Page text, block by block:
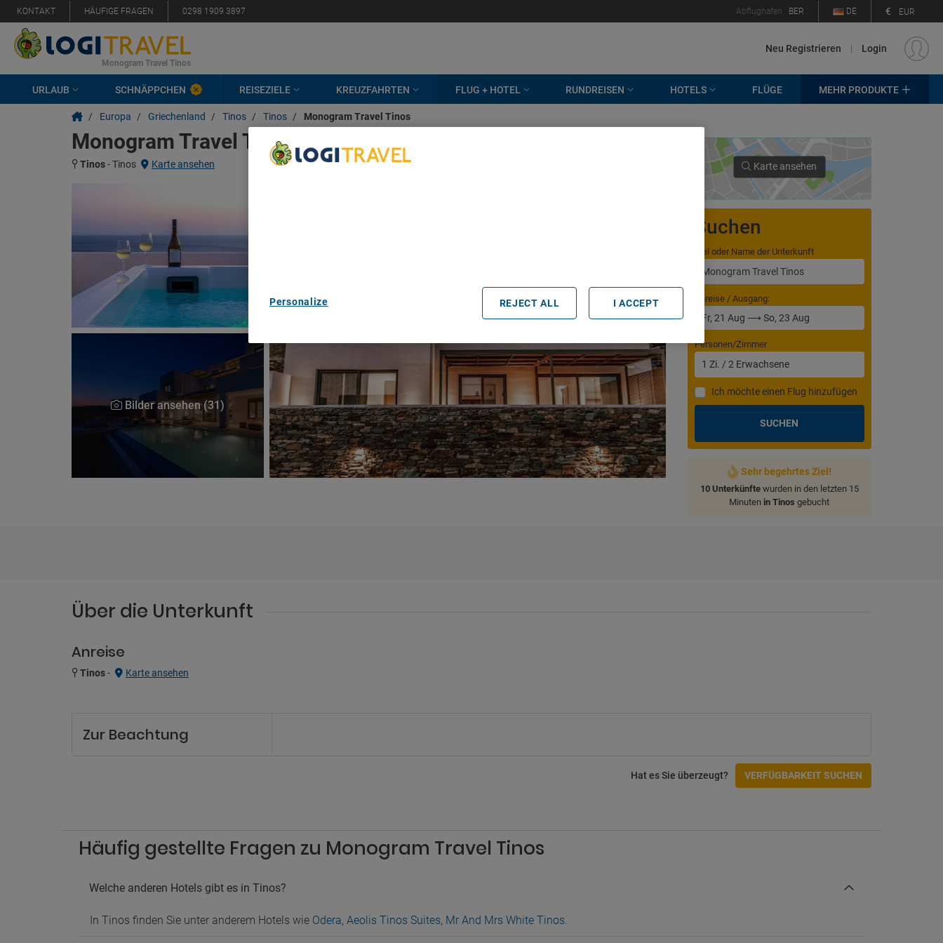
KONTAKT HÄUFIGE FRAGEN 0298 1909 3897 Abflughafen BER DE € EUR
Monogram Travel Tinos
Neu Registrieren | Login
URLAUB SCHNÄPPCHEN REISEZIELE KREUZFAHRTEN FLUG + HOTEL RUNDREISEN HOTELS FLÜGE MEHR PRODUKTE
/ Europa / Griechenland / Tinos / Tinos / Monogram Travel Tinos
Monogram Travel Tinos
Tinos-Tinos Karte ansehen
Bilder ansehen (31)
Karte ansehen
Suchen
Ziel oder Name der Unterkunft
Anreise / Ausgang:
Personen/Zimmer
1 Zi. / 2 Erwachsene
Ich möchte einen Flug hinzufügen
SUCHEN
Sehr begehrtes Ziel!
10 Unterkünftewurden in den letzten 15
Minuten in Tinos gebucht
Über die Unterkunft
Anreise
Tinos- Karte ansehen
Zur Beachtung
Hat es Sie überzeugt? VERFÜGBARKEIT SUCHEN
Häufig gestellte Fragen zu Monogram Travel Tinos
Welche anderen Hotels gibt es in Tinos?
In Tinos finden Sie unter anderem Hotels wie Odera, Aeolis Tinos Suites, Mr And Mrs White Tinos.
Personalize REJECT ALL I ACCEPT